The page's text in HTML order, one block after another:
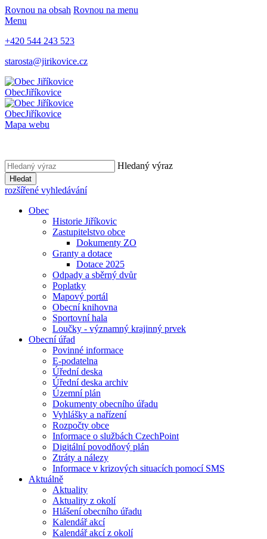
Rovnou na obsah Rovnou na menu
Menu
+420 544 243 523
starosta@jirikovice.cz
ObecJiříkovice
ObecJiříkovice
Mapa webu
Hledaný výraz
Hledat
rozšířené vyhledávání
Obec
Historie Jiříkovic
Zastupitelstvo obce
Dokumenty ZO
Granty a dotace
Dotace 2025
Odpady a sběrný dvůr
Poplatky
Mapový portál
Obecní knihovna
Sportovní hala
Loučky - významný krajinný prvek
Obecní úřad
Povinné informace
E-podatelna
Úřední deska
Úřední deska archiv
Územní plán
Dokumenty obecního úřadu
Vyhlášky a nařízení
Rozpočty obce
Informace o službách CzechPoint
Digitální povodňový plán
Ztráty a nálezy
Informace v krizových situacích pomocí SMS
Aktuálně
Aktuality
Aktuality z okolí
Hlášení obecního úřadu
Kalendář akcí
Kalendář akcí z okolí